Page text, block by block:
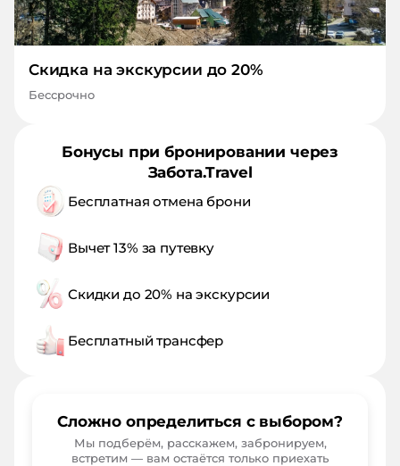
Скидка на экскурсии до 20%
Бессрочно
Бонусы при бронировании через
Забота.Travel
Бесплатная отмена брони
Вычет 13% за путевку
Скидки до 20% на экскурсии
Бесплатный трансфер
Сложно определиться с выбором?
Мы подберём, расскажем, забронируем,
встретим — вам остаётся только приехать